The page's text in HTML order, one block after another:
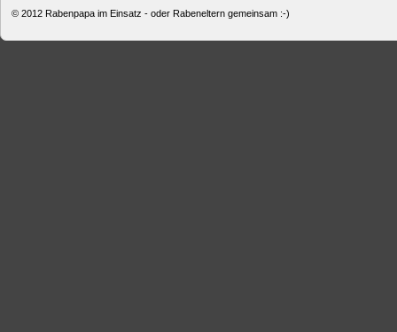
© 2012 Rabenpapa im Einsatz - oder Rabeneltern gemeinsam :-)